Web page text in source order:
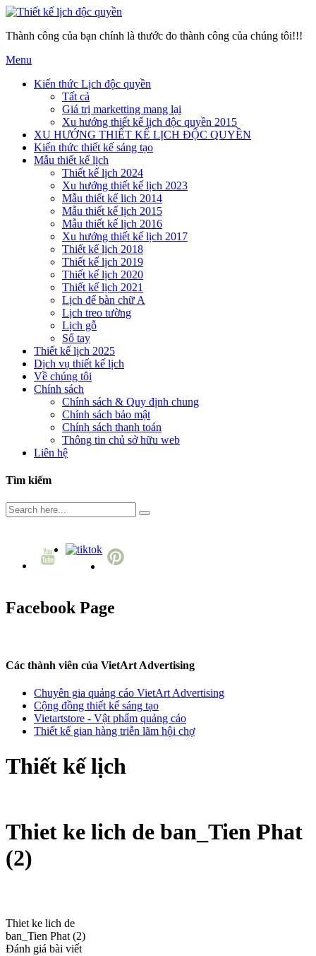
Thành công của bạn chính là thước đo thành công của chúng tôi!!!
Menu
Kiến thức Lịch độc quyền
Tất cả
Giá trị marketting mang lại
Xu hướng thiết kế lịch độc quyền 2015
XU HƯỚNG THIẾT KẾ LỊCH ĐỘC QUYỀN
Kiến thức thiết kế sáng tạo
Mẫu thiết kế lịch
Thiết kế lịch 2024
Xu hướng thiết kế lịch 2023
Mẫu thiết kế lich 2014
Mẫu thiết kế lịch 2015
Mẫu thiết kế lịch 2016
Xu hướng thiết kế lịch 2017
Thiết kế lịch 2018
Thiết kế lịch 2019
Thiết kế lịch 2020
Thiết kế lịch 2021
Lịch để bàn chữ A
Lịch treo tường
Lịch gỗ
Sổ tay
Thiết kế lịch 2025
Dịch vụ thiết kế lịch
Về chúng tôi
Chính sách
Chính sách & Quy định chung
Chính sách bảo mật
Chính sách thanh toán
Thông tin chủ sở hữu web
Liên hệ
Tìm kiếm
Facebook Page
Các thành viên của VietArt Advertising
Chuyên gia quảng cáo VietArt Advertising
Cộng đồng thiết kế sáng tạo
Vietartstore - Vật phẩm quảng cáo
Thiết kế gian hàng triễn lãm hội chợ
Thiết kế lịch
Thiet ke lich de ban_Tien Phat
(2)
Thiet ke lich de
ban_Tien Phat (2)
Đánh giá bài viết